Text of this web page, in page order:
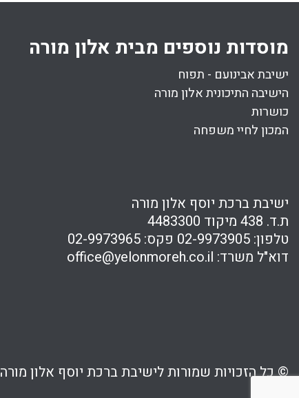
מוסדות נוספים מבית אלון מורה
ישיבת אבינועם - תפוח
הישיבה התיכונית אלון מורה
כושרות
המכון לחיי משפחה
ישיבת ברכת יוסף אלון מורה
ת.ד. 438 מיקוד 4483300
טלפון: 02-9973905 פקס: 02-9973965
דוא"ל משרד: office@yelonmoreh.co.il
© כל הזכויות שמורות לישיבת ברכת יוסף אלון מורה